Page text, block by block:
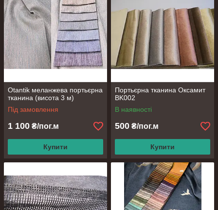
Otantik меланжева портьєрна
тканина (висота 3 м)
Під замовлення
1 100 ₴/пог.м
Купити
Портьєрна тканина Оксамит
BK002
В наявності
500 ₴/пог.м
Купити